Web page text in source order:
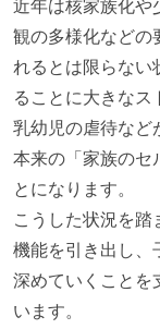
近年は核家族化や
観の多様化などの
れるとは限らない
ることに大きなス
乳幼児の虐待など
本来の「家族のセ
とになります。
こうした状況を
機能を引き出し、
深めていくことを
います。